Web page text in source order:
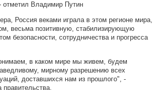
Владимир Путин
Россия веками играла в этом регионе мира,
весьма позитивную, стабилизирующую
безопасности, сотрудничества и прогресса
в каком мире мы живем, будем
мирному разрешению всех
доставшихся нам из прошлого", -
правительства.